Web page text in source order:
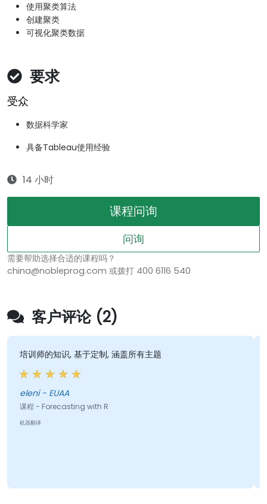
使用聚类算法
创建聚类
可视化聚类数据
要求
受众
数据科学家
具备Tableau使用经验
14 小时
课程问询
问询
需要帮助选择合适的课程吗？
china@nobleprog.com 或拨打 400 6116 540
客户评论 (2)
培训师的知识, 基于定制, 涵盖所有主题
eleni - EUAA
课程 - Forecasting with R
机器翻译